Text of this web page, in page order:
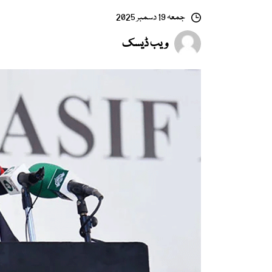
جمعہ 19 دسمبر 2025
ویب ڈیسک